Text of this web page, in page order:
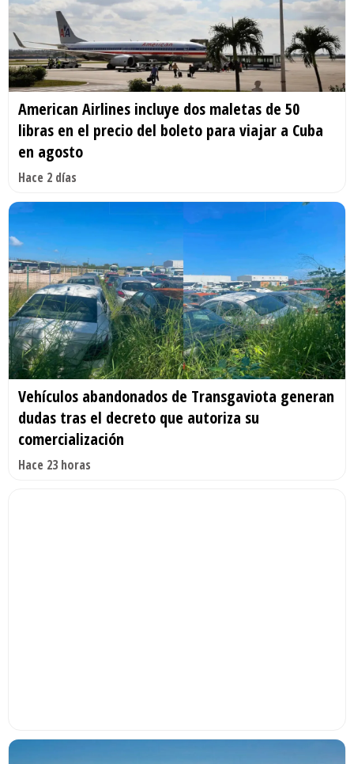
American Airlines incluye dos maletas de 50
libras en el precio del boleto para viajar a Cuba
en agosto
Hace 2 días
Vehículos abandonados de Transgaviota generan
dudas tras el decreto que autoriza su
comercialización
Hace 23 horas